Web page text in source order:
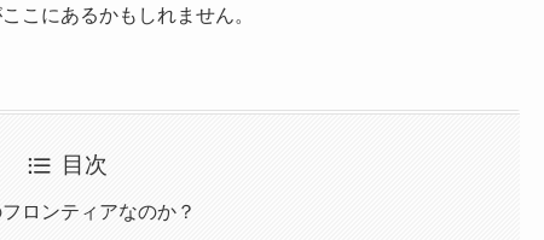
こにあるかもしれません。
目次
ロンティアなのか？